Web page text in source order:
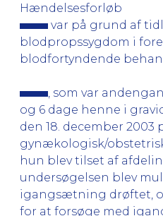
Hændelsesforløb
var på grund af
blodpropssygdom i
blodfortyndende
, som var
og 6 dage henne i
den 18. december 2003
gynækologisk/
hun blev tilset af
undersøgelsen blev
igangsætning drøftet,
for at forsøge med